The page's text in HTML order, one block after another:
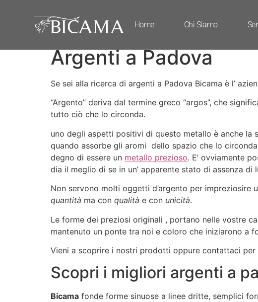
Home Chi Siamo
Argenti a Padova
Argenti a Padova
Se sei alla ricerca di argenti a Padova Bicama è l’
“Argento” deriva dal termine greco “argos”, che
tutto ciò che lo circonda.
uno degli aspetti positivi di questo metallo è anche
quando assorbe gli aromi dello spazio che lo
degno di essere un metallo prezioso. E’ ovviamente
dia il meglio di se in un’ apparente stato di assenza
Non servono molti oggetti d’argento per impreziosire
quantità ma con qualità e con unicità.
Le forme dei preziosi originali , portano nelle vostre
mantenuto un ponte tra noi e coloro che iniziarono a
Vieni a scoprire i nostri prodotti oppure contattaci
Scopri i migliori argenti a
Bicama fonde forme sinuose a linee dritte, semplici